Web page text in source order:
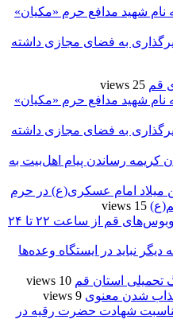
نام شهید مدافع حرم «مکیان»
به فضای مجازی داشته
قم 25 views
نام شهید مدافع حرم «مکیان»
به فضای مجازی داشته
کریمه رساندن پیام اهل‌بیت به
میلاد امام عسکری(ع) در حرم
15 views
قم از ساعت ۲۲ تا ۲۴
نباید در ایستگاه وعده‌ها
تحمیلی استان قم 10 views
شدن معنوی 9 views
شهادت حضرت رقیه در